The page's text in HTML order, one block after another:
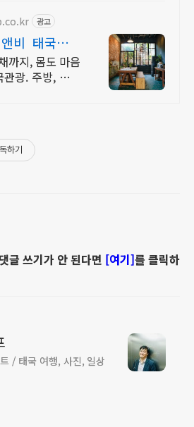
광고
비 태국여행
까지, 몸도 마음
광. 주방, 수영
하기
글 쓰기가 안 된다면 [여기]를 클릭하
/ 태국 여행, 사진, 일상